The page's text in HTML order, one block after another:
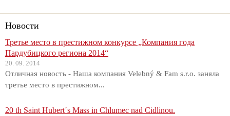
Новости
Третье место в престижном конкурсе „Компания года
Пардубицкого региона 2014“
20. 09. 2014
Отличная новость - Наша компания Velebný & Fam s.r.o. заняла
третье место в престижном...
20 th Saint Hubert´s Mass in Chlumec nad Cidlinou.